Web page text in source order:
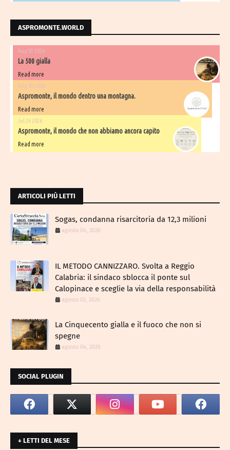
ASPROMONTE.WORLD
Aug 07 2026
La 500 gialla
Read more
Aug 06 2026
Aspromonte, il mondo dentro una montagna.
Read more
Jul 26 2026
Aspromonte, il mondo che non abbiamo ancora capito
Read more
ARTICOLI PIÙ LETTI
Sogas, condanna risarcitoria da 12,3 milioni
agosto 04, 2026
IL METODO CANNIZZARO​. Svolta a Reggio
Calabria: il sindaco sblocca il ponte sul
Calopinace e sceglie la via della responsabilità
agosto 02, 2026
La Cinquecento gialla e il fuoco che non si
spegne
agosto 04, 2026
SOCIAL PLUGIN
+ LETTI DEL MESE